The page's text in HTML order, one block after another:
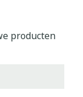
producten